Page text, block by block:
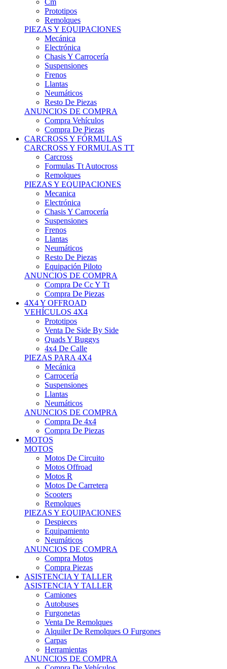
Remolques
PIEZAS Y EQUIPACIONES
Mecánica
Electrónica
Chasis Y Carrocería
Suspensiones
Frenos
Llantas
Neumáticos
Resto De Piezas
ANUNCIOS DE COMPRA
Compra Vehículos
Compra De Piezas
CARCROSS Y FÓRMULAS
CARCROSS Y FORMULAS TT
Carcross
Formulas Tt Autocross
Remolques
PIEZAS Y EQUIPACIONES
Mecanica
Electrónica
Chasis Y Carrocería
Suspensiones
Frenos
Llantas
Neumáticos
Resto De Piezas
Equipación Piloto
ANUNCIOS DE COMPRA
Compra De Cc Y Tt
Compra De Piezas
4X4 Y OFFROAD
VEHÍCULOS 4X4
Prototipos
Venta De Side By Side
Quads Y Buggys
4x4 De Calle
PIEZAS PARA 4X4
Mecánica
Carrocería
Suspensiones
Llantas
Neumáticos
ANUNCIOS DE COMPRA
Compra De 4x4
Compra De Piezas
MOTOS
MOTOS
Motos De Circuito
Motos Offroad
Motos R
Motos De Carretera
Scooters
Remolques
PIEZAS Y EQUIPACIONES
Despieces
Equipamiento
Neumáticos
ANUNCIOS DE COMPRA
Compra Motos
Compra Piezas
ASISTENCIA Y TALLER
ASISTENCIA Y TALLER
Camiones
Autobuses
Furgonetas
Venta De Remolques
Alquiler De Remolques O Furgones
Carpas
Herramientas
ANUNCIOS DE COMPRA
Compra De Vehículos
Compra De Herramientas